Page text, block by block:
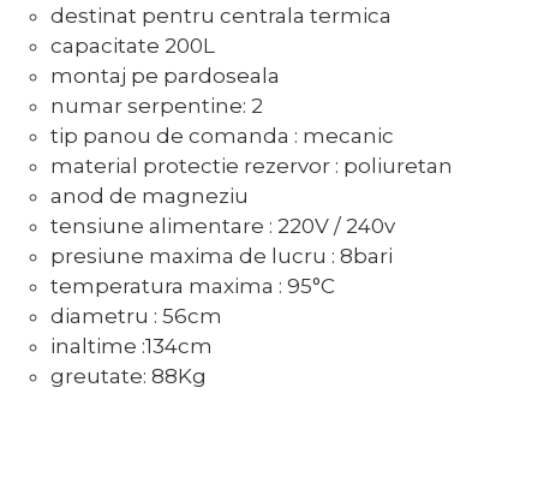
destinat pentru centrala termica
capacitate 200L
montaj pe pardoseala
numar serpentine: 2
tip panou de comanda : mecanic
material protectie rezervor : poliuretan
anod de magneziu
tensiune alimentare : 220V / 240v
presiune maxima de lucru : 8bari
temperatura maxima : 95°C
diametru : 56cm
inaltime :134cm
greutate: 88Kg